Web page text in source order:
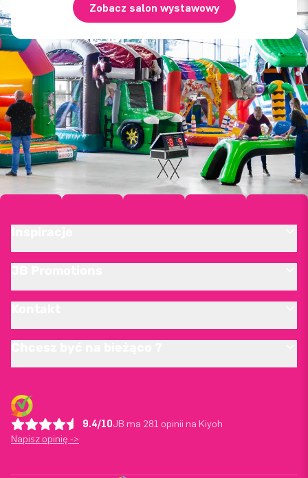
Zobacz salon wystawowy
9.4/10JB ma 281 opinii na Kiyoh
Napisz opinię ->